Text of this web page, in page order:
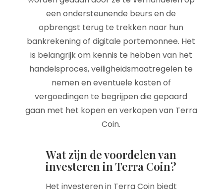
een ondersteunende beurs en de
opbrengst terug te trekken naar hun
bankrekening of digitale portemonnee. Het
is belangrijk om kennis te hebben van het
handelsproces, veiligheidsmaatregelen te
nemen en eventuele kosten of
vergoedingen te begrijpen die gepaard
gaan met het kopen en verkopen van Terra
Coin.
Wat zijn de voordelen van
investeren in Terra Coin?
Het investeren in Terra Coin biedt